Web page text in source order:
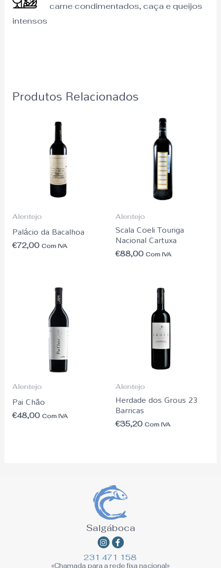
carne condimentados, caça e queijos
intensos
Produtos Relacionados
Alentejo
Palácio da Bacalhoa
€72,00 Com IVA
Alentejo
Scala Coeli Touriga
Nacional Cartuxa
€88,00 Com IVA
Alentejo
Pai Chão
€48,00 Com IVA
Alentejo
Herdade dos Grous 23
Barricas
€35,20 Com IVA
Salgáboca
Instagram
Facebook-
f
231 471 158
«Chamada para a rede fixa nacional»